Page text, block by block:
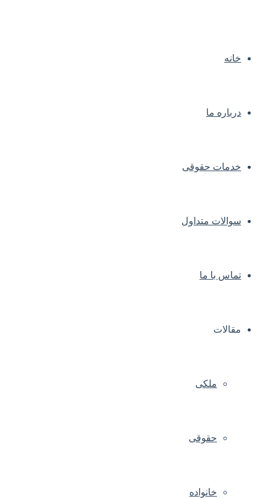
خانه
درباره ما
خدمات حقوقی
سوالات متداول
تماس با ما
مقالات
ملکی
حقوقی
خانواده